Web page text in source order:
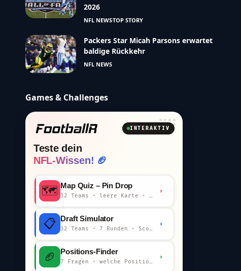
2026
NFL NEWSTOP STORY
Packers Star Micah Parsons erwartet
baldige Rückkehr
NFL NEWS
Games & Challenges
INTERAKTIV
Teste dein
NFL-Wissen! 🏈
🗺️ Map Quiz – Pin Drop
32 Teams · leere Karte · km-Wertung
›
📋 Draft Simulator
32 Teams · 7 Runden · Scout-Kommentar
›
🏈 Positions-Finder
7 Fragen · welche Position bist du?
›